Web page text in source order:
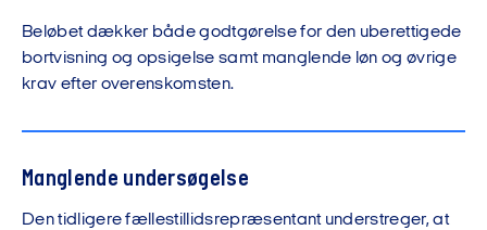
Beløbet dækker både godtgørelse for den uberettigede
bortvisning og opsigelse samt manglende løn og øvrige
krav efter overenskomsten.
Manglende undersøgelse
Den tidligere fællestillidsrepræsentant understreger, at